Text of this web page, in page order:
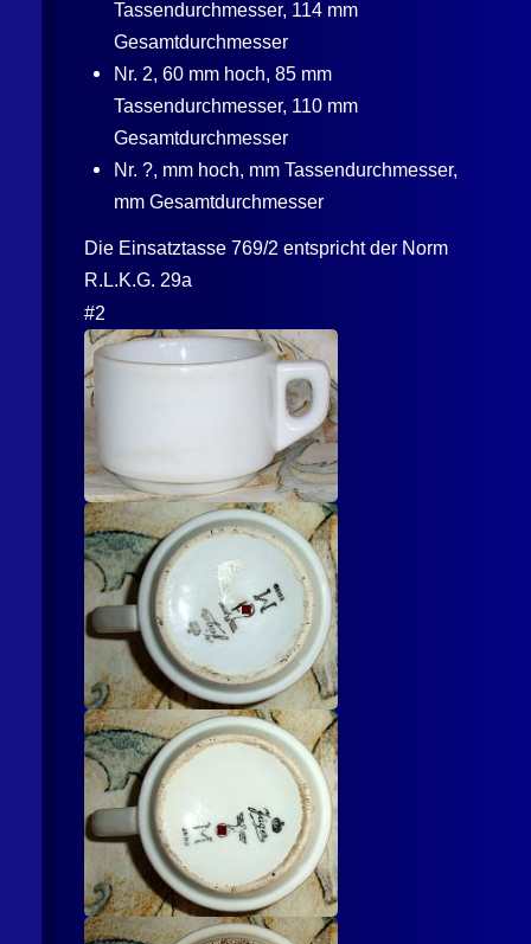
Tassendurchmesser, 114 mm
Gesamtdurchmesser
Nr. 2, 60 mm hoch, 85 mm
Tassendurchmesser, 110 mm
Gesamtdurchmesser
Nr. ?, mm hoch, mm Tassendurchmesser,
mm Gesamtdurchmesser
Die Einsatztasse 769/2 entspricht der Norm
R.L.K.G. 29a
#2